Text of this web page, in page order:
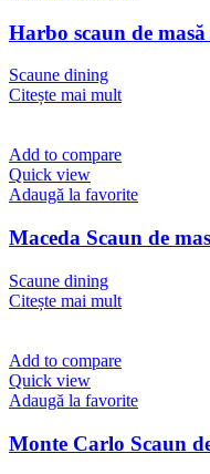
Harbo scaun de
Scaune dining
Citește mai mult
Add to compare
Quick view
Adaugă la favorite
Maceda Scaun de
Scaune dining
Citește mai mult
Add to compare
Quick view
Adaugă la favorite
Monte Carlo Scaun